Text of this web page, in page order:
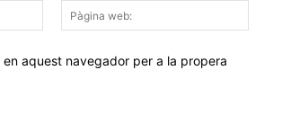
Correu
electrònic:*
web:
aquest navegador per a la propera